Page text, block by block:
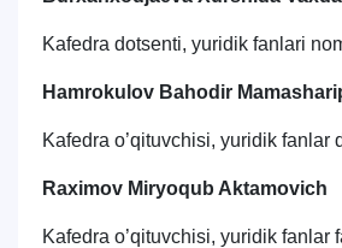
Kafedra dotsenti, yuridik fanlari
Hamrokulov Bahodir
Kafedra o’qituvchisi, yuridik fanlar
Raximov Miryoqub Aktamovich
Kafedra o’qituvchisi, yuridik fanlar